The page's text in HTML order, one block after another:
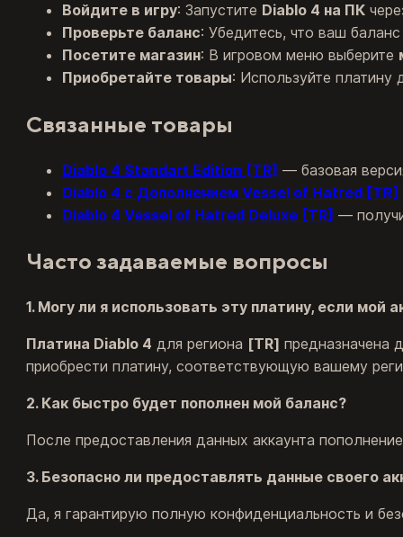
Войдите в игру: Запустите Diablo 4 на ПК
Проверьте баланс: Убедитесь, что ваш
Посетите магазин: В игровом меню выберите
Приобретайте товары: Используйте платину
Связанные товары
Diablo 4 Standart Edition [TR] — базовая
Diablo 4 с Дополнением Vessel of Hatred [TR]
Diablo 4 Vessel of Hatred Deluxe [TR] —
Часто задаваемые вопросы
1. Могу ли я использовать эту платину, если мой
Платина Diablo 4 для региона [TR] предназначена
приобрести платину, соответствующую вашему
2. Как быстро будет пополнен мой баланс?
После предоставления данных аккаунта
3. Безопасно ли предоставлять данные своего
Да, я гарантирую полную конфиденциальность и